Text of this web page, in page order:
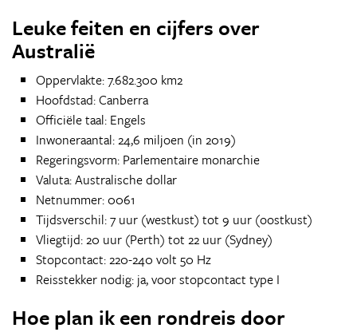
Leuke feiten en cijfers over
Australië
Oppervlakte: 7.682.300 km2
Hoofdstad: Canberra
Officiële taal: Engels
Inwoneraantal: 24,6 miljoen (in 2019)
Regeringsvorm: Parlementaire monarchie
Valuta: Australische dollar
Netnummer: 0061
Tijdsverschil: 7 uur (westkust) tot 9 uur (oostkust)
Vliegtijd: 20 uur (Perth) tot 22 uur (Sydney)
Stopcontact: 220-240 volt 50 Hz
Reisstekker nodig: ja, voor stopcontact type I
Hoe plan ik een rondreis door